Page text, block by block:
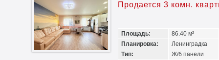
Продается 3 комн.
Площадь:
86.40 м²
Планировка:
Ленинградка
Тип:
Ж/б панели